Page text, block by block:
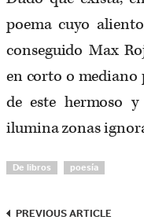
poema cuyo
conseguido Max
en corto o mediano
de este hermoso y
ilumina zonas
De libros poesía
PREVIOUS ARTICLE